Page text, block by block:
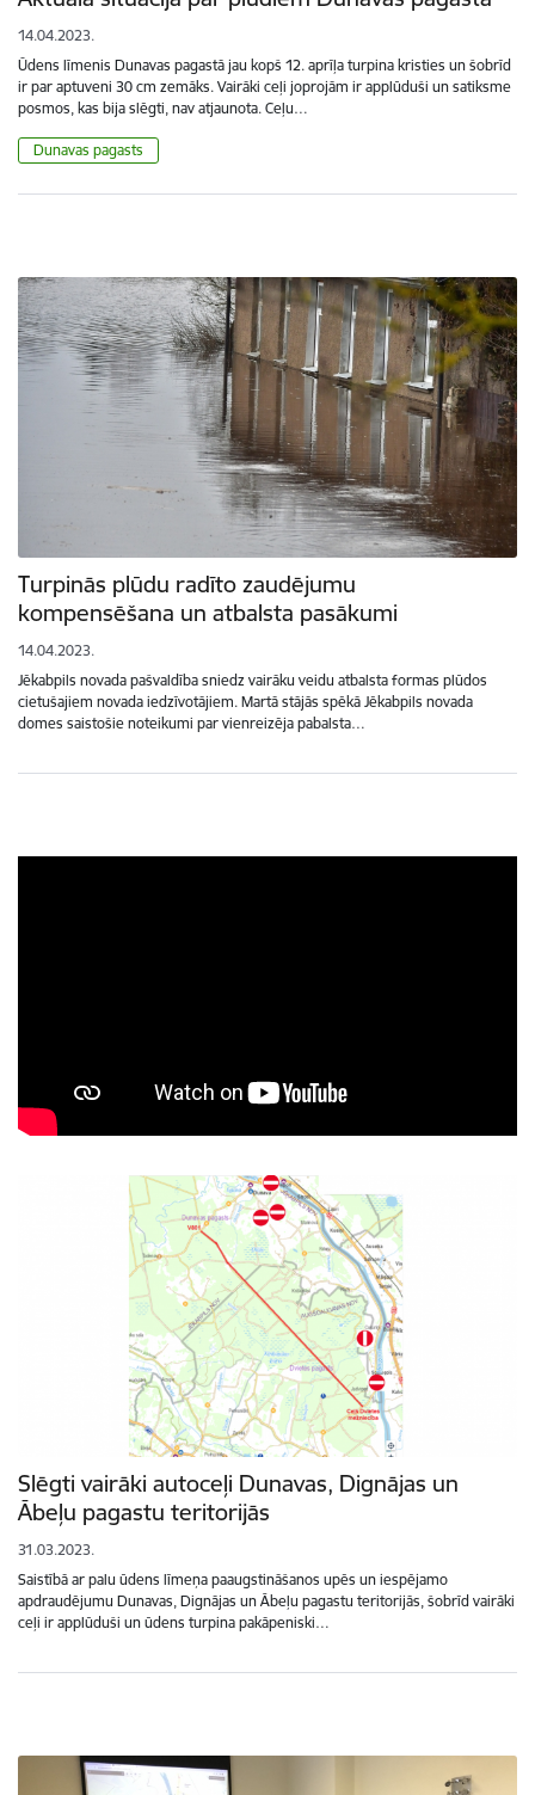
14.04.2023.
Ūdens līmenis Dunavas pagastā jau kopš 12. aprīļa turpina kristies un šobrīd
ir par aptuveni 30 cm zemāks. Vairāki ceļi joprojām ir applūduši un satiksme
posmos, kas bija slēgti, nav atjaunota. Ceļu…
Dunavas pagasts
Turpinās plūdu radīto zaudējumu
kompensēšana un atbalsta pasākumi
14.04.2023.
Jēkabpils novada pašvaldība sniedz vairāku veidu atbalsta formas plūdos
cietušajiem novada iedzīvotājiem. Martā stājās spēkā Jēkabpils novada
domes saistošie noteikumi par vienreizēja pabalsta…
Slēgti vairāki autoceļi Dunavas, Dignājas un
Ābeļu pagastu teritorijās
31.03.2023.
Saistībā ar palu ūdens līmeņa paaugstināšanos upēs un iespējamo
apdraudējumu Dunavas, Dignājas un Ābeļu pagastu teritorijās, šobrīd vairāki
ceļi ir applūduši un ūdens turpina pakāpeniski…